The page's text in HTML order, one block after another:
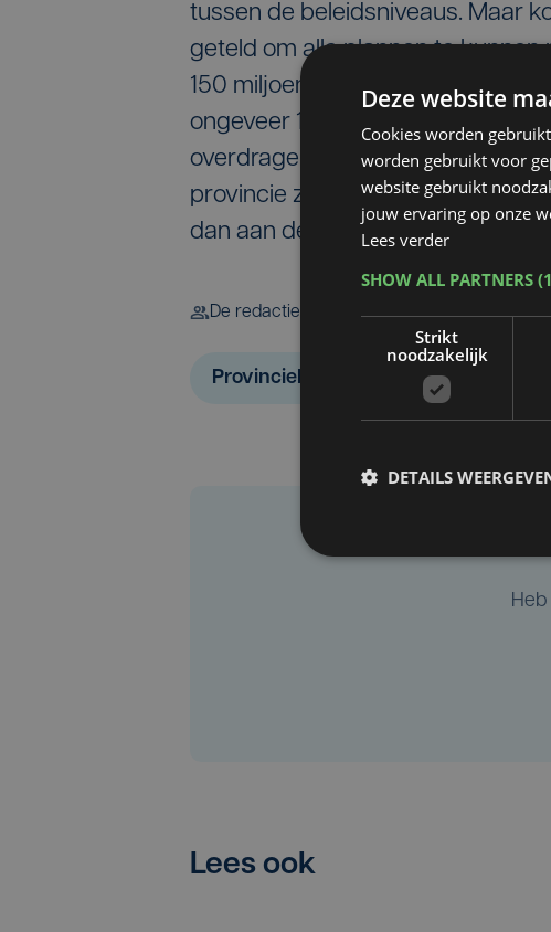
tussen de beleidsniveaus. Maar
geteld om alle plannen te
150 miljoen euro zonder de
ongeveer 17 miljoen euro omdat
overdragen. Door de
provincie zo’n 100 van de bijna
dan aan de slag in onder meer de
De redactie
Provinciebestuur West-Vlaanderen
Lees ook
Deze website
Cookies worden
worden gebruikt voor
website gebruikt
jouw ervaring op onze
Lees verder
SHOW ALL PARTNERS
Strikt
noodzakelijk
DETAILS